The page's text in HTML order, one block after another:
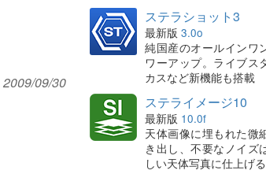
2009/09/30
ステラショット3
最新版 3.0o
純国産のオールインワ
ワーアップ。ライブス
カスなど新機能も搭載
ステライメージ10
最新版 10.0f
天体画像に埋もれた微
き出し、不要なノイズ
しい天体写真に仕上げる